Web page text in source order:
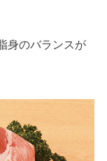
身のバランスが